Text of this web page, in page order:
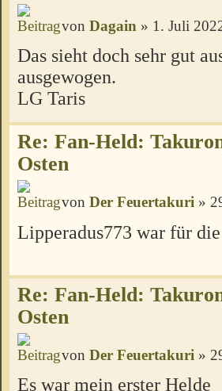
von Dagain » 1. Juli
Das sieht doch sehr gut
ausgewogen.
LG Taris
Re: Fan-Held:
Osten
von Der Feuertakuri »
Lipperadus773 war für
Re: Fan-Held:
Osten
von Der Feuertakuri »
Es war mein erster Helde